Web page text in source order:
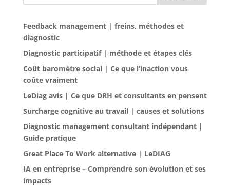
Feedback management | freins, méthodes et
diagnostic
Diagnostic participatif | méthode et étapes clés
Coût baromètre social | Ce que l’inaction vous
coûte vraiment
LeDiag avis | Ce que DRH et consultants en pensent
Surcharge cognitive au travail | causes et solutions
Diagnostic management consultant indépendant |
Guide pratique
Great Place To Work alternative | LeDIAG
IA en entreprise – Comprendre son évolution et ses
impacts